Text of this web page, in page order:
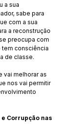
a sua
sabe para
com a sua
a reconstrução
preocupa com
tem consciência
de classe.
vai melhorar as
nos vai permitir
Corrupção nas